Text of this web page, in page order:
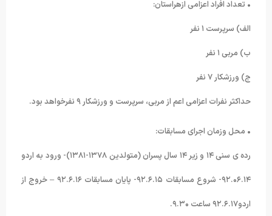
• تعداد افراد اعزامی ازهراستان:
الف) سرپرست ١ نفر
ب) مربی ١ نفر
ج) ورزشکار ٧ نفر
حداکثر نفرات اعزامی اعم از مربی، سرپرست و ورزشکار ٩ نفرخواهد بود.
• محل وزمان اجرای مسابقات:
رده ی سنی ١۴ و زیر ١۴ سال پسران (متولدین ١٣٧٨-١٣٨١)- ورود به اردو
٩٢.۰۶.١۴- شروع مسابقات ٩٢.۶.١۵- پایان مسابقات ٩٢.۶.١۶ – خروج از
اردو٩٢.۶.١٧ ساعت ٩.٣۰.